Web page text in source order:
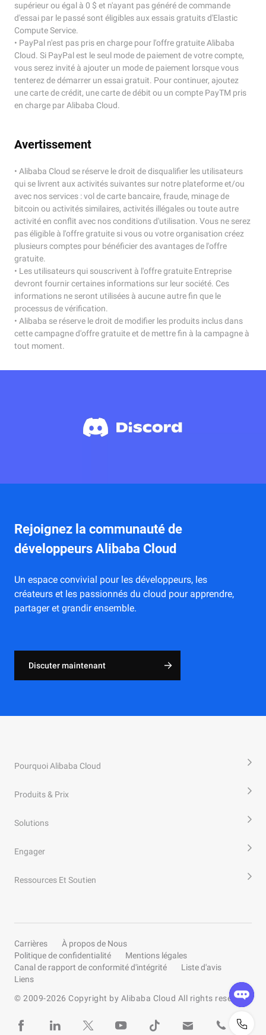
supérieur ou égal à 0 $ et n'ayant pas généré de commande
d'essai par le passé sont éligibles aux essais gratuits d'Elastic
Compute Service.
• PayPal n'est pas pris en charge pour l'offre gratuite Alibaba
Cloud. Si PayPal est le seul mode de paiement de votre compte,
vous serez invité à ajouter un mode de paiement lorsque vous
tenterez de démarrer un essai gratuit. Pour continuer, ajoutez
une carte de crédit, une carte de débit ou un compte PayTM pris
en charge par Alibaba Cloud.
Avertissement
• Alibaba Cloud se réserve le droit de disqualifier les utilisateurs
qui se livrent aux activités suivantes sur notre plateforme et/ou
avec nos services : vol de carte bancaire, fraude, minage de
bitcoin ou activités similaires, activités illégales ou toute autre
activité en conflit avec nos conditions d'utilisation. Vous ne serez
pas éligible à l'offre gratuite si vous ou votre organisation créez
plusieurs comptes pour bénéficier des avantages de l'offre
gratuite.
• Les utilisateurs qui souscrivent à l'offre gratuite Entreprise
devront fournir certaines informations sur leur société. Ces
informations ne seront utilisées à aucune autre fin que le
processus de vérification.
• Alibaba se réserve le droit de modifier les produits inclus dans
cette campagne d'offre gratuite et de mettre fin à la campagne à
tout moment.
Rejoignez la communauté de
développeurs Alibaba Cloud
Un espace convivial pour les développeurs, les
créateurs et les passionnés du cloud pour apprendre,
partager et grandir ensemble.
Discuter maintenant
Pourquoi Alibaba Cloud
Produits & Prix
Solutions
Engager
Ressources Et Soutien
Carrières
À propos de Nous
Politique de confidentialité
Mentions légales
Canal de rapport de conformité d'intégrité
Liste d'avis
Liens
© 2009-2026 Copyright by Alibaba Cloud All rights reserved